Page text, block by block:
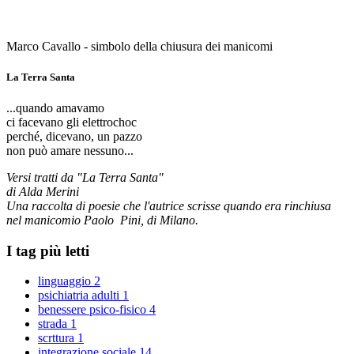
Marco Cavallo - simbolo della chiusura dei manicomi
La Terra Santa
...quando amavamo
ci facevano gli elettrochoc
perché, dicevano, un pazzo
non può amare nessuno...
Versi tratti da "La Terra Santa"
di Alda Merini
Una raccolta di poesie che l'autrice scrisse quando era rinchiusa
nel manicomio Paolo Pini, di Milano.
I tag più letti
linguaggio 2
psichiatria adulti 1
benessere psico-fisico 4
strada 1
scrttura 1